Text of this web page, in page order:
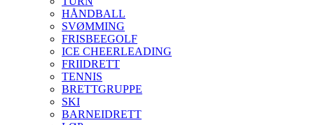
HÅNDBALL
SVØMMING
FRISBEEGOLF
ICE CHEERLEADING
FRIIDRETT
TENNIS
BRETTGRUPPE
SKI
BARNEIDRETT